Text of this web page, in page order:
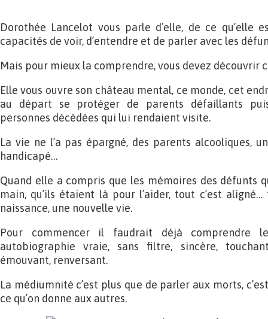
Dorothée Lancelot vous parle d’elle, de ce qu’elle
capacités de voir, d’entendre et de parler avec les
Mais pour mieux la comprendre, vous devez découvrir
Elle vous ouvre son château mental, ce monde, cet
au départ se protéger de parents défaillants
personnes décédées qui lui rendaient visite.
La vie ne l’a pas épargné, des parents alcooliques,
handicapé…
Quand elle a compris que les mémoires des défunts
main, qu’ils étaient là pour l’aider, tout c’est
naissance, une nouvelle vie.
Pour commencer il faudrait déjà
autobiographie vraie, sans filtre, sincère,
émouvant, renversant.
La médiumnité c’est plus que de parler aux morts,
ce qu’on donne aux autres.